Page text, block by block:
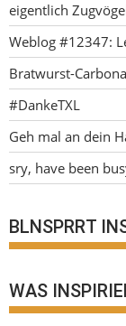
eigentlich
Weblog #12347:
Bratwurst-
#DankeTXL
Geh mal an dein
sry, have been
BLNSPRRT
WAS